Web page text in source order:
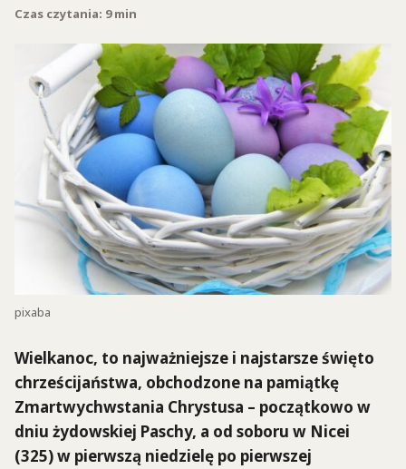
Czas czytania: 9 min
pixaba
Wielkanoc, to najważniejsze i najstarsze święto
chrześcijaństwa, obchodzone na pamiątkę
Zmartwychwstania Chrystusa – początkowo w
dniu żydowskiej Paschy, a od soboru w Nicei
(325) w pierwszą niedzielę po pierwszej